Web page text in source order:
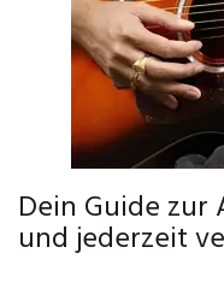
Dein Guide
und jederzeit